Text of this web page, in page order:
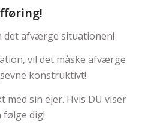
det afværge situationen!
vil det måske afværge
konstruktivt!
sin ejer. Hvis DU viser
følge dig!